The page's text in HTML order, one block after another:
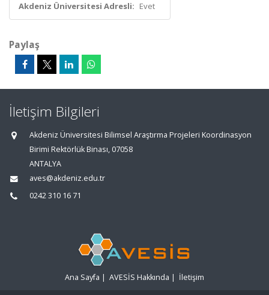
Akdeniz Üniversitesi Adresli: Evet
Paylaş
İletişim Bilgileri
Akdeniz Üniversitesi Bilimsel Araştırma Projeleri Koordinasyon
Birimi Rektörlük Binası, 07058
ANTALYA
aves@akdeniz.edu.tr
0242 310 16 71
Ana Sayfa | AVESİS Hakkında | İletişim